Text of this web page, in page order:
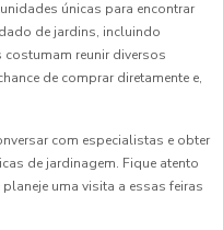
únicas para encontrar
de jardins, incluindo
costumam reunir diversos
de comprar diretamente e,
com especialistas e obter
de jardinagem. Fique atento
uma visita a essas feiras